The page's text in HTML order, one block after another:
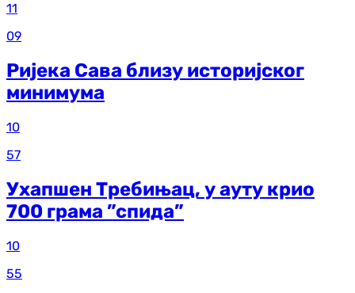
11
09
Ријека Сава близу историјског
минимума
10
57
Ухапшен Требињац, у ауту крио
700 грама ”спида”
10
55